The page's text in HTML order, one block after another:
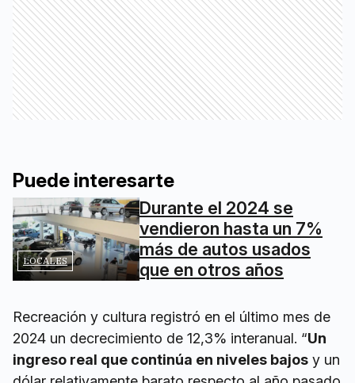
Puede interesarte
LOCALES
Durante el 2024 se
vendieron hasta un 7%
más de autos usados
que en otros años
Recreación y cultura registró en el último mes de
2024 un decrecimiento de 12,3% interanual. “Un
ingreso real que continúa en niveles bajos y un